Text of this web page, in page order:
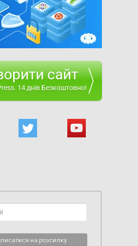
сайт
14 днів Безкоштовно!